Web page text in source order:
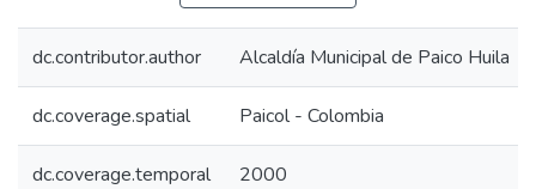
dc.contributor.author Alcaldía Municipal de Paico Huila
dc.coverage.spatial Paicol - Colombia
dc.coverage.temporal 2000